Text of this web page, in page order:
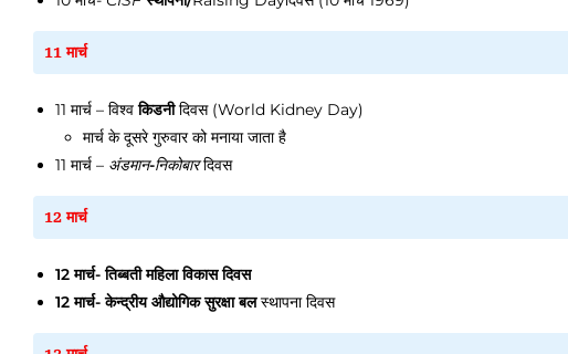
11 मार्च
11 मार्च – विश्वकिडनीदिवस (World Kidney Day)
मार्च के दूसरे गुरुवार को मनाया जाता है
11 मार्च – अंडमान-निकोबारदिवस
12 मार्च
12 मार्च- तिब्बती महिला विकास दिवस
12 मार्च- केन्द्रीय औद्योगिक सुरक्षा बलस्थापना दिवस